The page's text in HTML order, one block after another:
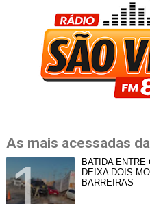
As mais acessadas
BATIDA ENTRE
DEIXA DOIS
BARREIRAS